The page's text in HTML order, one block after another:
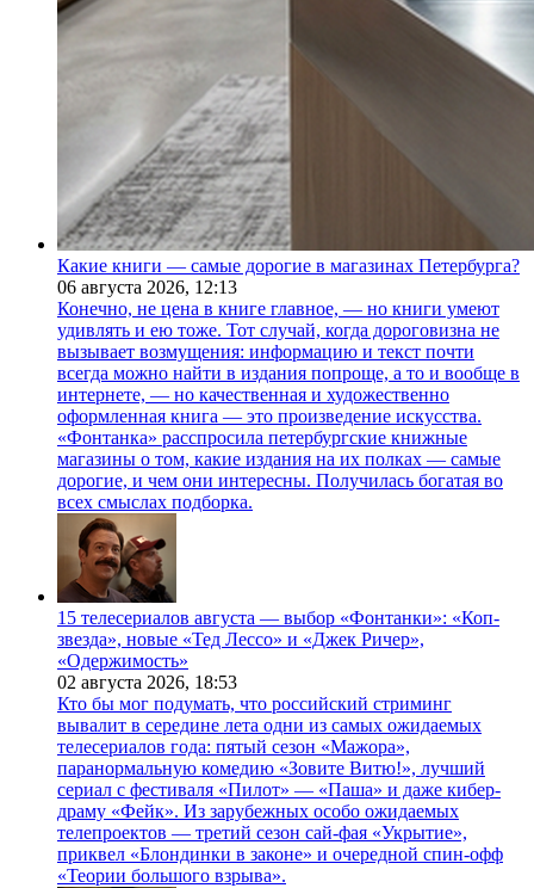
Какие книги — самые дорогие в магазинах Петербурга?
06 августа 2026, 12:13
Конечно, не цена в книге главное, — но книги умеют
удивлять и ею тоже. Тот случай, когда дороговизна не
вызывает возмущения: информацию и текст почти
всегда можно найти в издания попроще, а то и вообще в
интернете, — но качественная и художественно
оформленная книга — это произведение искусства.
«Фонтанка» расспросила петербургские книжные
магазины о том, какие издания на их полках — самые
дорогие, и чем они интересны. Получилась богатая во
всех смыслах подборка.
15 телесериалов августа — выбор «Фонтанки»: «Коп-
звезда», новые «Тед Лессо» и «Джек Ричер»,
«Одержимость»
02 августа 2026, 18:53
Кто бы мог подумать, что российский стриминг
вывалит в середине лета одни из самых ожидаемых
телесериалов года: пятый сезон «Мажора»,
паранормальную комедию «Зовите Витю!», лучший
сериал с фестиваля «Пилот» — «Паша» и даже кибер-
драму «Фейк». Из зарубежных особо ожидаемых
телепроектов — третий сезон сай-фая «Укрытие»,
приквел «Блондинки в законе» и очередной спин-офф
«Теории большого взрыва».